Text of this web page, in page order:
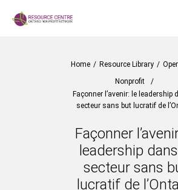
Home / Resource Library /
Nonprofit
/
Façonner l’avenir: le leadership
secteur sans but lucratif de
Façonner
leadership
secteur sans
lucratif de